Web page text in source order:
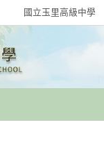
國立玉里高級中學